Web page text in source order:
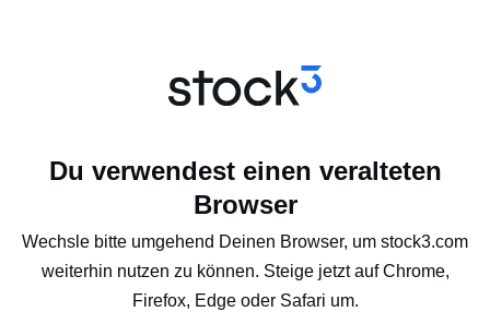
Du verwendest einen veralteten
Browser
Wechsle bitte umgehend Deinen Browser, um stock3.com
weiterhin nutzen zu können. Steige jetzt auf Chrome,
Firefox, Edge oder Safari um.